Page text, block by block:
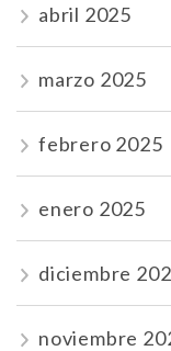
abril 2025
marzo 2025
febrero 2025
enero 2025
diciembre
noviembre